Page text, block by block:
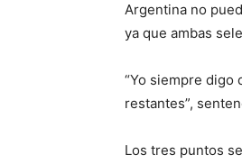
Argentina no
ya que ambas
“Yo siempre digo
restantes”,
Los tres puntos